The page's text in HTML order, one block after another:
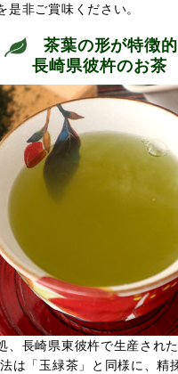
是非ご賞味ください。
茶葉の形が特徴
長崎県彼杵のお茶
、長崎県東彼杵で生産され
は「玉緑茶」と同様に、精